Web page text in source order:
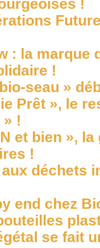
!
: la marque
!
seau »
Prêt », le
!
et bien »,
!
déchets
end chez
se fait